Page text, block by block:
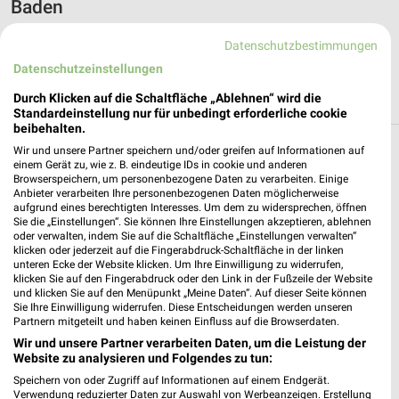
Baden
Filialen und Öffnungszeiten von Peek & Cloppenburg in der
schnellste Weg zu Deiner Lieblingsfiliale von Peek &
Cloppenburg.
Peek & Cloppenburg Filialen &
Öffnungszeiten in folgenden Städten
› Peek & Cloppenburg in Berlin
› Peek & Cloppenburg in München
› Peek & Cloppenburg in Köln
› Peek & Cloppenburg in Frankfurt (Main)
› Peek & Cloppenburg in Stuttgart
› Peek & Cloppenburg in Dortmund
› Peek & Cloppenburg in Düsseldorf
Datenschutzbestimmungen
Datenschutzeinstellungen
Durch Klicken auf die Schaltfläche „Ablehnen“ wird die
Standardeinstellung nur für unbedingt erforderliche cookie
beibehalten.
Wir und unsere Partner speichern und/oder greifen auf Informationen auf
einem Gerät zu, wie z. B. eindeutige IDs in cookie und anderen
Browserspeichern, um personenbezogene Daten zu verarbeiten. Einige
Anbieter verarbeiten Ihre personenbezogenen Daten möglicherweise
aufgrund eines berechtigten Interesses. Um dem zu widersprechen, öffnen
Sie die „Einstellungen“. Sie können Ihre Einstellungen akzeptieren, ablehnen
oder verwalten, indem Sie auf die Schaltfläche „Einstellungen verwalten“
klicken oder jederzeit auf die Fingerabdruck-Schaltfläche in der linken
unteren Ecke der Website klicken. Um Ihre Einwilligung zu widerrufen,
klicken Sie auf den Fingerabdruck oder den Link in der Fußzeile der Website
und klicken Sie auf den Menüpunkt „Meine Daten“. Auf dieser Seite können
Sie Ihre Einwilligung widerrufen. Diese Entscheidungen werden unseren
Partnern mitgeteilt und haben keinen Einfluss auf die Browserdaten.
Wir und unsere Partner verarbeiten Daten, um die Leistung der
Website zu analysieren und Folgendes zu tun:
Speichern von oder Zugriff auf Informationen auf einem Endgerät.
Verwendung reduzierter Daten zur Auswahl von Werbeanzeigen. Erstellung